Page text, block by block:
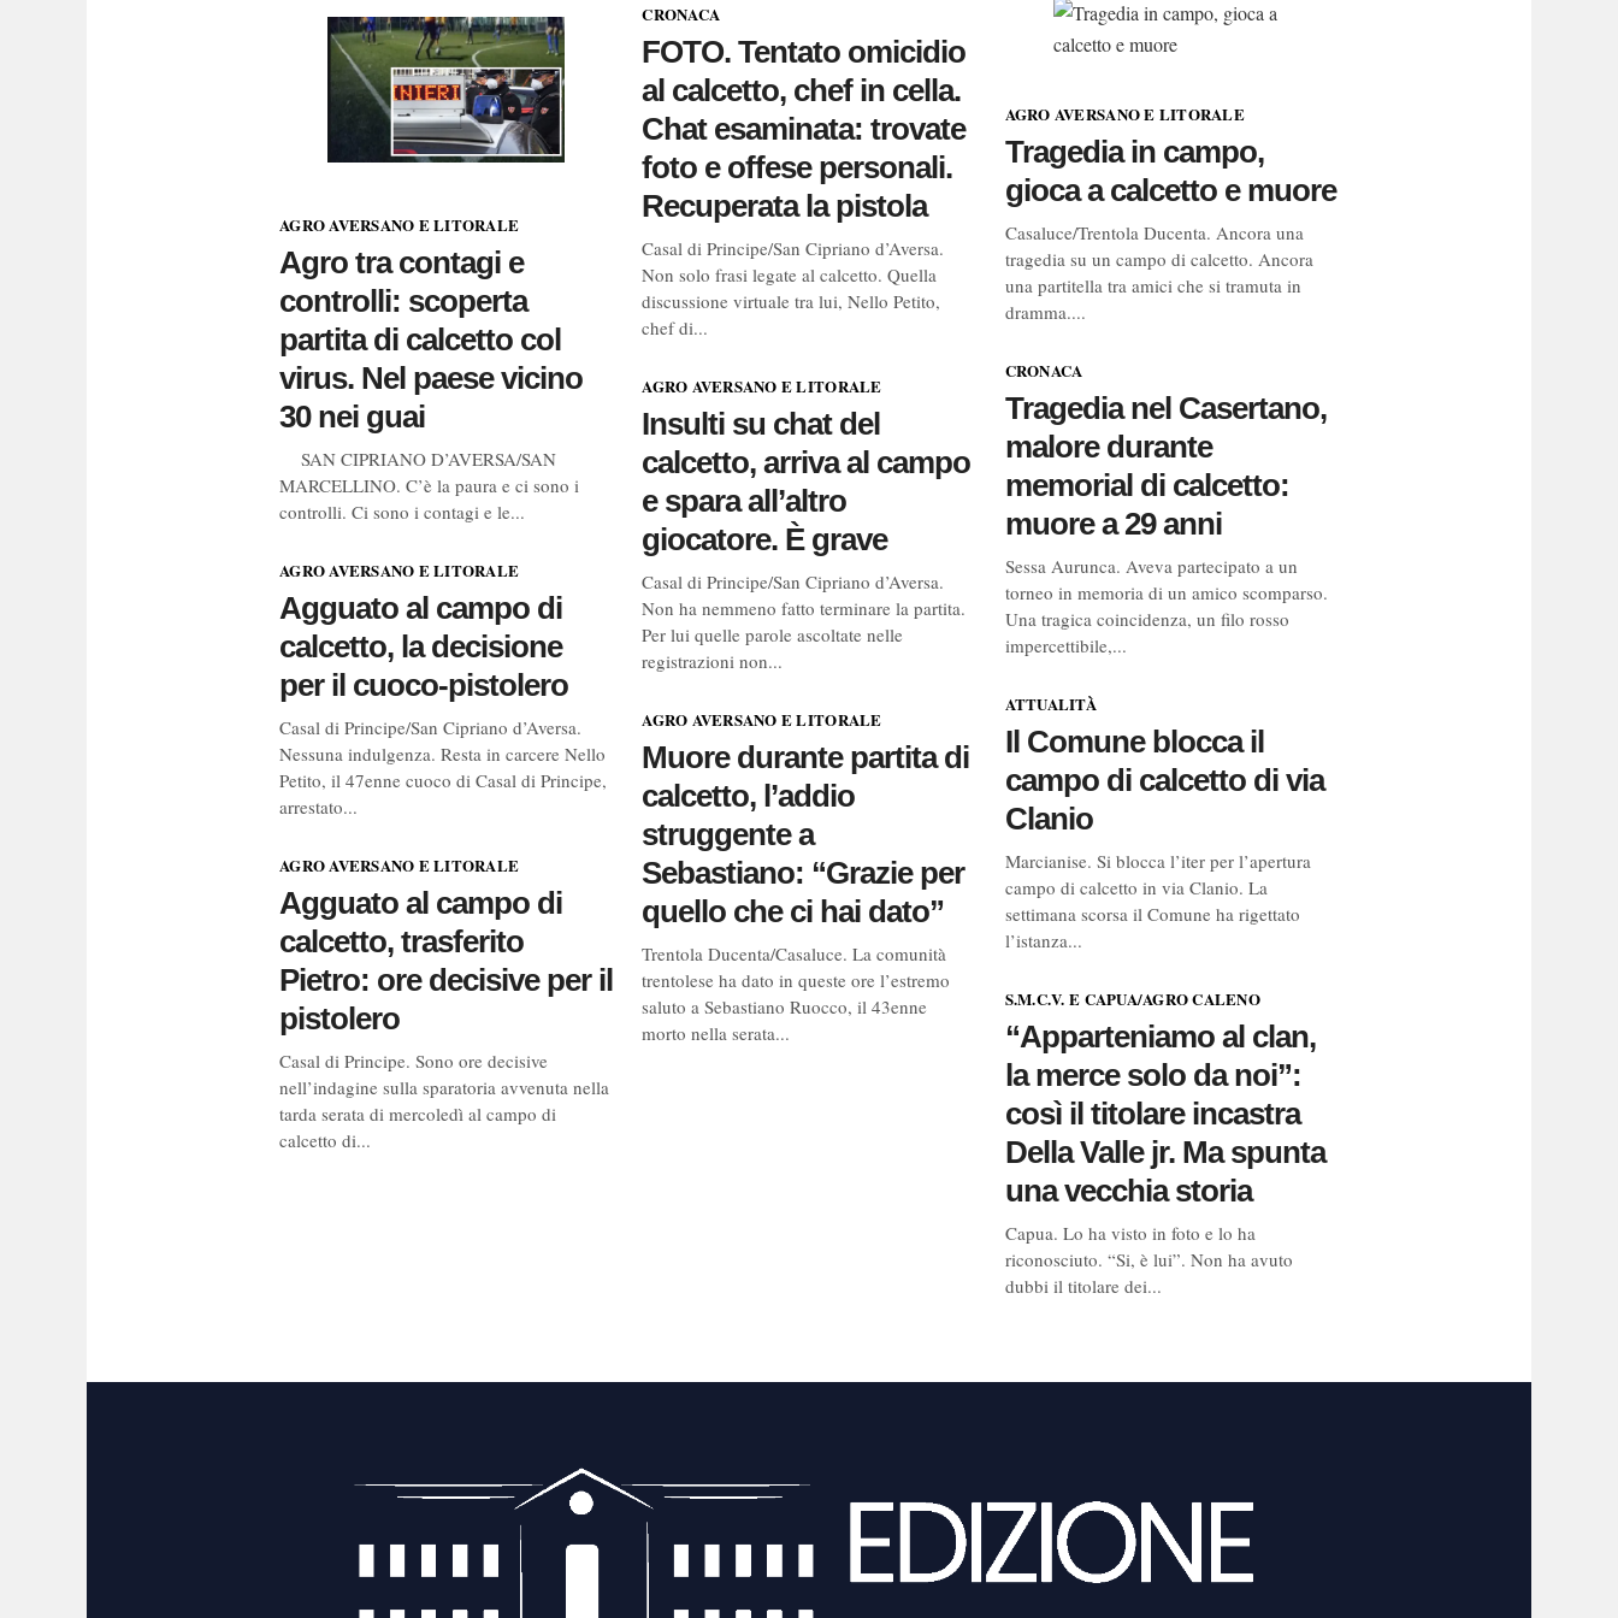
AGRO AVERSANO E LITORALE
Agro tra contagi e
controlli: scoperta
partita di calcetto col
virus. Nel paese vicino
30 nei guai
SAN CIPRIANO D’AVERSA/SAN
MARCELLINO. C’è la paura e ci sono i
controlli. Ci sono i contagi e le...
AGRO AVERSANO E LITORALE
Agguato al campo di
calcetto, la decisione
per il cuoco-pistolero
Casal di Principe/San Cipriano d’Aversa.
Nessuna indulgenza. Resta in carcere Nello
Petito, il 47enne cuoco di Casal di Principe,
arrestato...
AGRO AVERSANO E LITORALE
Agguato al campo di
calcetto, trasferito
Pietro: ore decisive per il
pistolero
Casal di Principe. Sono ore decisive
nell’indagine sulla sparatoria avvenuta nella
tarda serata di mercoledì al campo di
calcetto di...
CRONACA
FOTO. Tentato omicidio
al calcetto, chef in cella.
Chat esaminata: trovate
foto e offese personali.
Recuperata la pistola
Casal di Principe/San Cipriano d’Aversa.
Non solo frasi legate al calcetto. Quella
discussione virtuale tra lui, Nello Petito,
chef di...
AGRO AVERSANO E LITORALE
Insulti su chat del
calcetto, arriva al campo
e spara all’altro
giocatore. È grave
Casal di Principe/San Cipriano d’Aversa.
Non ha nemmeno fatto terminare la partita.
Per lui quelle parole ascoltate nelle
registrazioni non...
AGRO AVERSANO E LITORALE
Muore durante partita di
calcetto, l’addio
struggente a
Sebastiano: “Grazie per
quello che ci hai dato”
Trentola Ducenta/Casaluce. La comunità
trentolese ha dato in queste ore l’estremo
saluto a Sebastiano Ruocco, il 43enne
morto nella serata...
AGRO AVERSANO E LITORALE
Tragedia in campo,
gioca a calcetto e muore
Casaluce/Trentola Ducenta. Ancora una
tragedia su un campo di calcetto. Ancora
una partitella tra amici che si tramuta in
dramma....
CRONACA
Tragedia nel Casertano,
malore durante
memorial di calcetto:
muore a 29 anni
Sessa Aurunca. Aveva partecipato a un
torneo in memoria di un amico scomparso.
Una tragica coincidenza, un filo rosso
impercettibile,...
ATTUALITÀ
Il Comune blocca il
campo di calcetto di via
Clanio
Marcianise. Si blocca l’iter per l’apertura
campo di calcetto in via Clanio. La
settimana scorsa il Comune ha rigettato
l’istanza...
S.M.C.V. E CAPUA/AGRO CALENO
“Apparteniamo al clan,
la merce solo da noi”:
così il titolare incastra
Della Valle jr. Ma spunta
una vecchia storia
Capua. Lo ha visto in foto e lo ha
riconosciuto. “Si, è lui”. Non ha avuto
dubbi il titolare dei...